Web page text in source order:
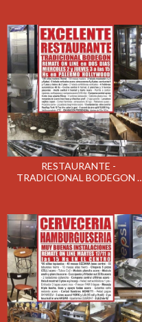
16/12/2020
RESTAURANTE -
TRADICIONAL BODEGON -
3/12/2020